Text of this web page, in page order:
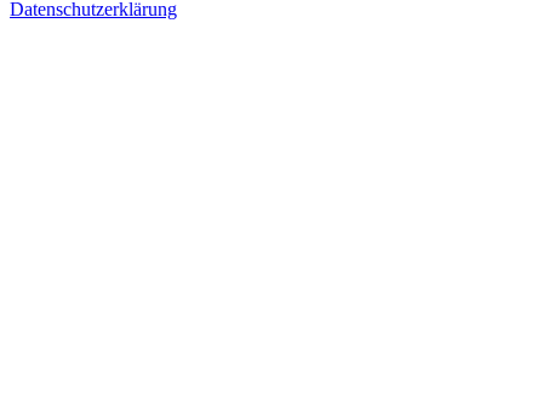
Datenschutzerklärung